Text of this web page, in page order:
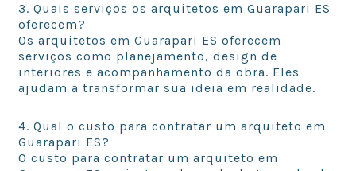
3. Quais serviços os arquitetos em Guarapari ES
oferecem?
Os arquitetos em Guarapari ES oferecem
serviços como planejamento, design de
interiores e acompanhamento da obra. Eles
ajudam a transformar sua ideia em realidade.
4. Qual o custo para contratar um arquiteto em
Guarapari ES?
O custo para contratar um arquiteto em